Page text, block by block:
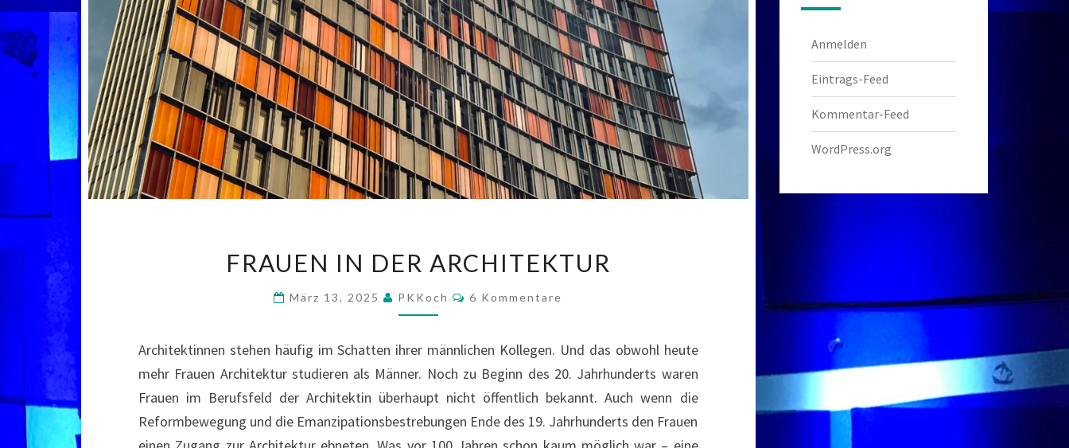
IN
DER
ARCHITEKTUR
FRAUEN IN DER ARCHITEKTUR
März 13, 2025 PKKoch Kommentare
6 Kommentare
Architektinnen stehen häufig im Schatten ihrer männlichen Kollegen. Und das obwohl heute
mehr Frauen Architektur studieren als Männer. Noch zu Beginn des 20. Jahrhunderts waren
Frauen im Berufsfeld der Architektin überhaupt nicht öffentlich bekannt. Auch wenn die
Reformbewegung und die Emanzipationsbestrebungen Ende des 19. Jahrhunderts den Frauen
Anmelden
Eintrags-Feed
Kommentar-Feed
WordPress.org